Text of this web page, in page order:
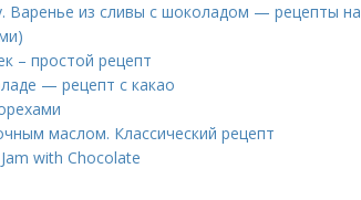
Варенье из сливы с шоколадом — рецепты на
– простой рецепт
— рецепт с какао
маслом. Классический рецепт
with Chocolate